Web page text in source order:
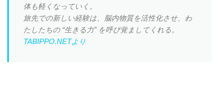
体も軽くなっていく。
旅先での新しい経験は、脳内物質を活性化させ、わ
たしたちの “生きる力” を呼び覚ましてくれる。
TABIPPO.NETより